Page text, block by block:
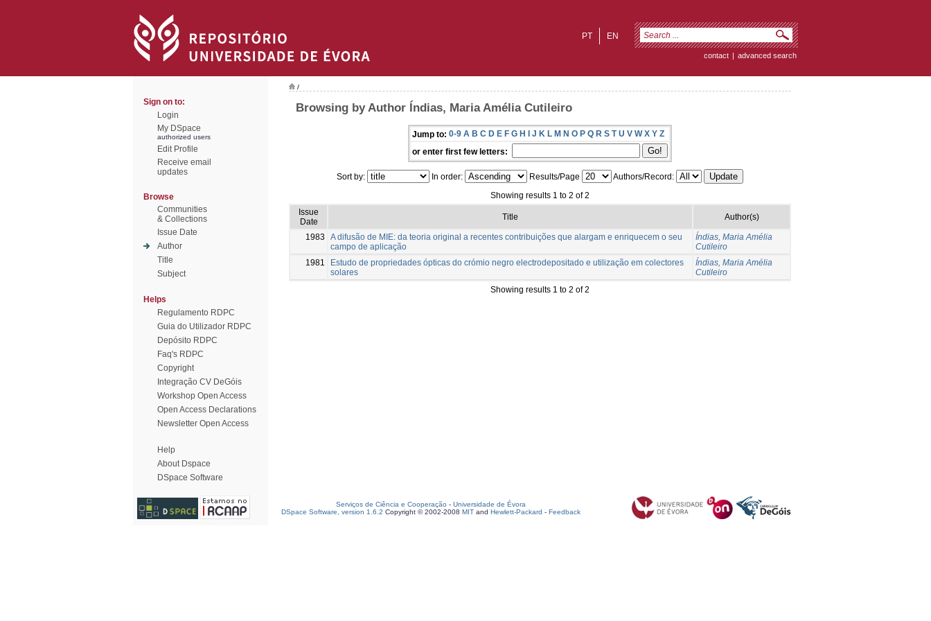
EN
PT
contact | advanced search
Sign on to:
Login
My DSpace
authorized users
Edit Profile
Receive email
updates
Browse
Communities
& Collections
Issue Date
Author
Title
Subject
Helps
Regulamento RDPC
Guia do Utilizador RDPC
Depósito RDPC
Faq's RDPC
Copyright
Integração CV DeGóis
Workshop Open Access
Open Access Declarations
Newsletter Open Access
Help
About Dspace
DSpace Software
/
Browsing by Author Índias, Maria Amélia Cutileiro
Jump to: 0-9 A B C D E F G H I J K L M N O P Q R S T U V W X Y Z
or enter first few letters:
Sort by: In order: Results/Page
Authors/Record:
Showing results 1 to 2 of 2
Issue
Date
Title Author(s)
1983
A difusão de MIE: da teoria original a recentes contribuições que alargam e enriquecem o seu
campo de aplicação
Índias, Maria Amélia
Cutileiro
1981
Estudo de propriedades ópticas do crómio negro electrodepositado e utilização em colectores
solares
Índias, Maria Amélia
Cutileiro
Showing results 1 to 2 of 2
Serviços de Ciência e Cooperação - Universidade de Évora
DSpace Software, version 1.6.2 Copyright © 2002-2008 MIT and Hewlett-Packard - Feedback